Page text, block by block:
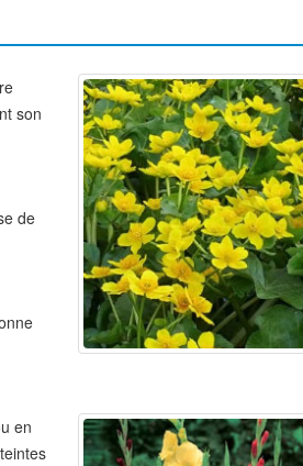
son
de
en